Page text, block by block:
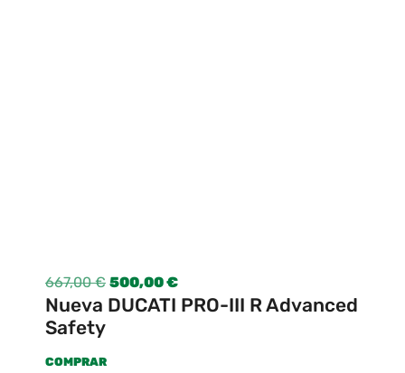
667,00€ 500,00€
Nueva DUCATI PRO-III R Advanced
Safety
COMPRAR